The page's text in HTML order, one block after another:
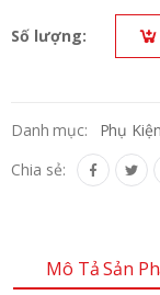
Số lượng:
Danh mục:
Phụ
Chia sẻ:
Mô Tả Sản